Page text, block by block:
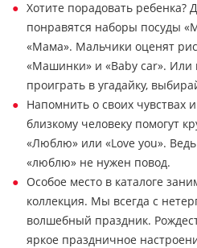
Хотите порадовать ребенка?
понравятся наборы посуды
«Мама». Мальчики оценят
«Машинки» и «Baby car». Или
проиграть в угадайку,
Напомнить о своих чувствах
близкому человеку помогут
«Люблю» или «Love you». Ведь
«люблю» не нужен повод.
Особое место в каталоге
коллекция. Мы всегда с
волшебный праздник.
яркое праздничное